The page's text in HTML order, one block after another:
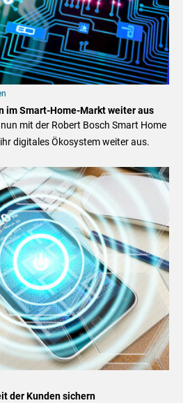
im Smart-Home-Markt weiter aus
mit der Robert Bosch Smart Home
digitales Ökosystem weiter aus.
der Kunden sichern